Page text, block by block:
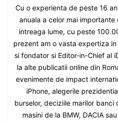
Cu o experienta de peste 16
anuala a celor mai importante
intreaga lume, cu peste
prezent am o vasta expertiza
si fondator si Editor-in-Chief al
la alte publicatii online din
evenimente de impact
iPhone, alegerile
burselor, deciziile marilor banci
masini de la BMW, DACIA